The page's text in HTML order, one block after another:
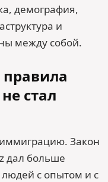
демография,
и
между собой.
стал
Закон
дал больше
с опытом и с